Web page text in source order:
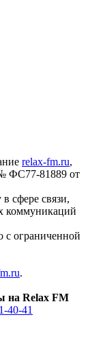
relax-fm.ru,
ФС77-81889 от
сфере связи,
коммуникаций
с ограниченной
.
на Relax FM
40-41